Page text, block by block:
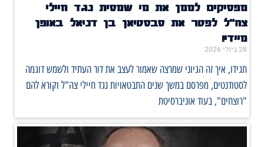
מפסיקים לממן את מי שמסית נגד חיילי
צה"ל לפטר את סבסטיאן בן דניאל באופן
מיידי!
28 ביולי 2026
תגידו, איך זה הגיוני שמרצה שאמור לעצב את דור העתיד ולשמש דוגמה
לסטודנטים, מפרסם במשך שנים התבטאויות נגד חיילי צה"ל וקורא להם
"רוצחים", בעוד אוניברסיטת